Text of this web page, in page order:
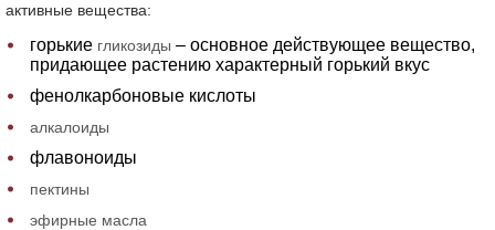
активные вещества:
горькие гликозиды – основное действующее вещество,
придающее растению характерный горький вкус
фенолкарбоновые кислоты
алкалоиды
флавоноиды
пектины
эфирные масла